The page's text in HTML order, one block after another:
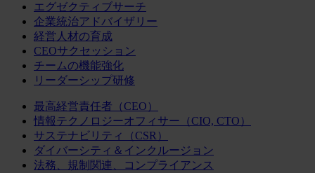
エグゼクティブサーチ
企業統治アドバイザリー
経営人材の育成
CEOサクセッション
チームの機能強化
リーダーシップ研修
最高経営責任者（CEO）
情報テクノロジーオフィサー（CIO, CTO）
サステナビリティ（CSR）
ダイバーシティ＆インクルージョン
法務、規制関連、コンプライアンス